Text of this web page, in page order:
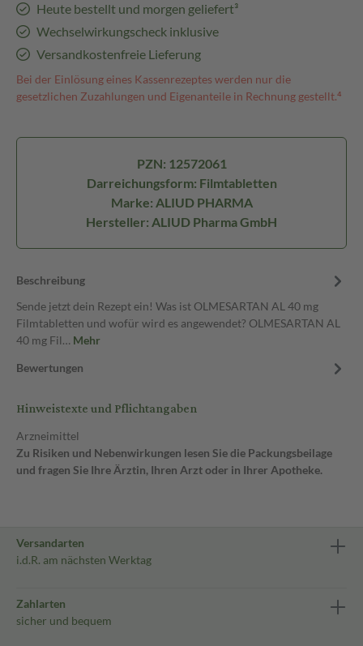
Heute bestellt und morgen geliefert³
Wechselwirkungscheck inklusive
Versandkostenfreie Lieferung
Bei der Einlösung eines Kassenrezeptes werden nur die
gesetzlichen Zuzahlungen und Eigenanteile in Rechnung gestellt.⁴
PZN: 12572061
Darreichungsform: Filmtabletten
Marke: ALIUD PHARMA
Hersteller: ALIUD Pharma GmbH
Beschreibung
Sende jetzt dein Rezept ein! Was ist OLMESARTAN AL 40 mg
Filmtabletten und wofür wird es angewendet? OLMESARTAN AL
40 mg Fil… Mehr
Bewertungen
Hinweistexte und Pflichtangaben
Arzneimittel
Zu Risiken und Nebenwirkungen lesen Sie die Packungsbeilage
und fragen Sie Ihre Ärztin, Ihren Arzt oder in Ihrer Apotheke.
Versandarten
i.d.R. am nächsten Werktag
Zahlarten
sicher und bequem